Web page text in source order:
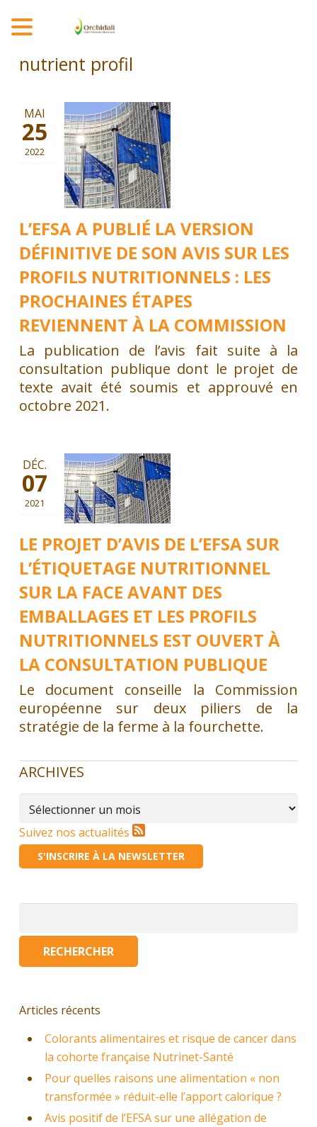
nutrient profil
L’EFSA A PUBLIÉ LA VERSION
DÉFINITIVE DE SON AVIS SUR LES
PROFILS NUTRITIONNELS : LES
PROCHAINES ÉTAPES
REVIENNENT À LA COMMISSION
MAI
25
2022
La publication de l’avis fait suite à la
consultation publique dont le projet de
texte avait été soumis et approuvé en
octobre 2021.
LE PROJET D’AVIS DE L’EFSA SUR
L’ÉTIQUETAGE NUTRITIONNEL
SUR LA FACE AVANT DES
EMBALLAGES ET LES PROFILS
NUTRITIONNELS EST OUVERT À
LA CONSULTATION PUBLIQUE
DÉC.
07
2021
Le document conseille la Commission
européenne sur deux piliers de la
stratégie de la ferme à la fourchette.
ARCHIVES
Archives
Suivez nos actualités
S'INSCRIRE À LA NEWSLETTER
Articles récents
Colorants alimentaires et risque de cancer dans
la cohorte française Nutrinet-Santé
Pour quelles raisons une alimentation « non
transformée » réduit-elle l’apport calorique ?
Avis positif de l’EFSA sur une allégation de